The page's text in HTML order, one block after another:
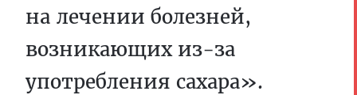
на лечении болезней,
возникающих из-за
употребления сахара».